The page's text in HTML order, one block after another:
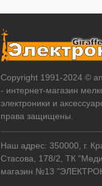
Copyright 1991-2024 ©
- интернет-магазин
электроники и
права защищены.
Наш адрес: 350000, г.
Стасова, 178/2, ТК
магазин №13